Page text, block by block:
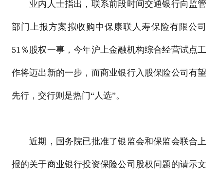
业内人士指出，联系前段时间交通银行向监管
部门上报方案拟收购中保康联人寿保险有限公司
51％股权一事，今年沪上金融机构综合经营试点工
作将迈出新的一步，而商业银行入股保险公司有望
先行，交行则是热门“人选”。
近期，国务院已批准了银监会和保监会联合上
报的关于商业银行投资保险公司股权问题的请示文